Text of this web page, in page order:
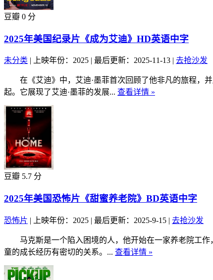
豆瓣 0 分
2025年美国纪录片《成为艾迪》HD英语中字
未分类 | 上映年份：2025 | 最后更新：2025-11-13 | 去抢沙发
在《艾迪》中，艾迪·墨菲首次回顾了他非凡的旅程，并
起。它展现了艾迪·墨菲的发展... 查看详情 »
豆瓣 5.7 分
2025年美国恐怖片《甜蜜养老院》BD英语中字
恐怖片 | 上映年份：2025 | 最后更新：2025-9-15 | 去抢沙发
马克斯是一个陷入困境的人，他开始在一家养老院工作
童的成长经历有密切的关系。... 查看详情 »